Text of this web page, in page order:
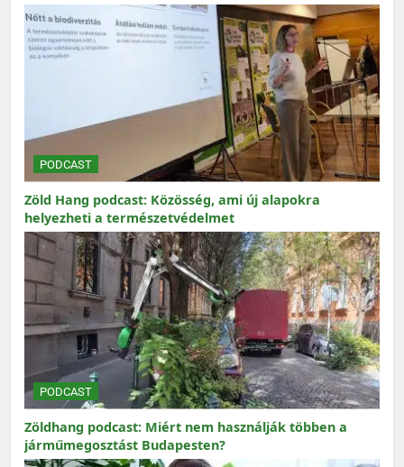
PODCAST
Zöld Hang podcast: Közösség, ami új alapokra
helyezheti a természetvédelmet
PODCAST
Zöldhang podcast: Miért nem használják többen a
járműmegosztást Budapesten?